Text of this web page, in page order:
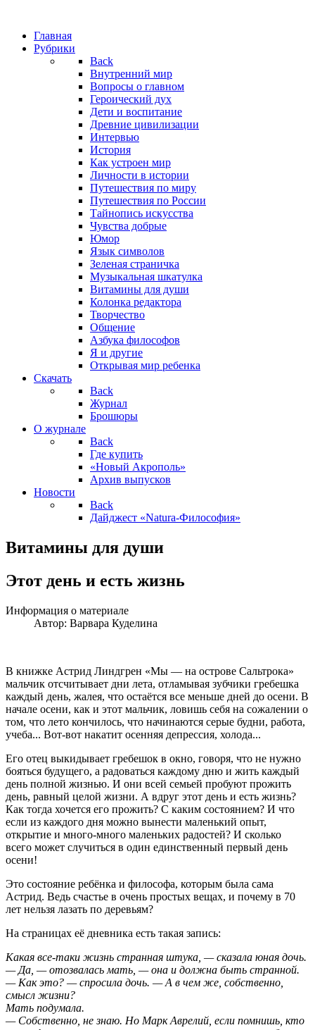
Главная
Рубрики
Back
Внутренний мир
Вопросы о главном
Героический дух
Дети и воспитание
Древние цивилизации
Интервью
История
Как устроен мир
Личности в истории
Путешествия по миру
Путешествия по России
Тайнопись искусства
Чувства добрые
Юмор
Язык символов
Зеленая страничка
Музыкальная шкатулка
Витамины для души
Колонка редактора
Творчество
Общение
Азбука философов
Я и другие
Открывая мир ребенка
Скачать
Back
Журнал
Брошюры
О журнале
Back
Где купить
«Новый Акрополь»
Архив выпусков
Новости
Back
Дайджест «Natura-Философия»
Витамины для души
Этот день и есть жизнь
Информация о материале
Автор: Варвара Куделина
В книжке Астрид Линдгрен «Мы — на острове Сальтрока»
мальчик отсчитывает дни лета, отламывая зубчики гребешка
каждый день, жалея, что остаётся все меньше дней до осени. В
начале осени, как и этот мальчик, ловишь себя на сожалении о
том, что лето кончилось, что начинаются серые будни, работа,
учеба... Вот-вот накатит осенняя депрессия, холода...
Его отец выкидывает гребешок в окно, говоря, что не нужно
бояться будущего, а радоваться каждому дню и жить каждый
день полной жизнью. И они всей семьей пробуют прожить
день, равный целой жизни. А вдруг этот день и есть жизнь?
Как тогда хочется его прожить? С каким состоянием? И что
если из каждого дня можно вынести маленький опыт,
открытие и много-много маленьких радостей? И сколько
всего может случиться в один единственный первый день
осени!
Это состояние ребёнка и философа, которым была сама
Астрид. Ведь счастье в очень простых вещах, и почему в 70
лет нельзя лазать по деревьям?
На страницах её дневника есть такая запись:
Какая все-таки жизнь странная штука, — сказала юная дочь.
— Да, — отозвалась мать, — она и должна быть странной.
— Как это? — спросила дочь. — А в чем же, собственно,
смысл жизни?
Мать подумала.
— Собственно, не знаю. Но Марк Аврелий, если помнишь, кто